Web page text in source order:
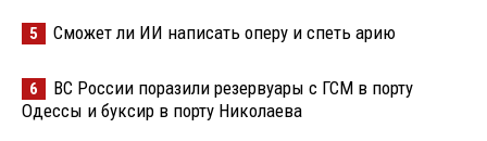
5 Сможет ли ИИ написать оперу и спеть арию
6
ВС России поразили резервуары с ГСМ в порту
Одессы и буксир в порту Николаева